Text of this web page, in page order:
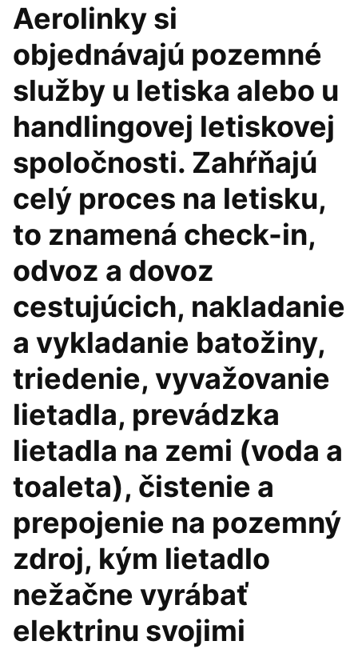
Aerolinky si
objednávajú pozemné
služby u letiska alebo u
handlingovej letiskovej
spoločnosti. Zahŕňajú
celý proces na letisku,
to znamená check-in,
odvoz a dovoz
cestujúcich, nakladanie
a vykladanie batožiny,
triedenie, vyvažovanie
lietadla, prevádzka
lietadla na zemi (voda a
toaleta), čistenie a
prepojenie na pozemný
zdroj, kým lietadlo
nežačne vyrábať
elektrinu svojimi